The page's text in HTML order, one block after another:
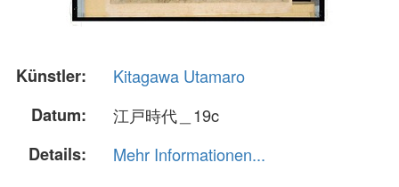
Künstler:
Kitagawa Utamaro
Datum:
江戸時代＿19c
Details:
Mehr Informationen...